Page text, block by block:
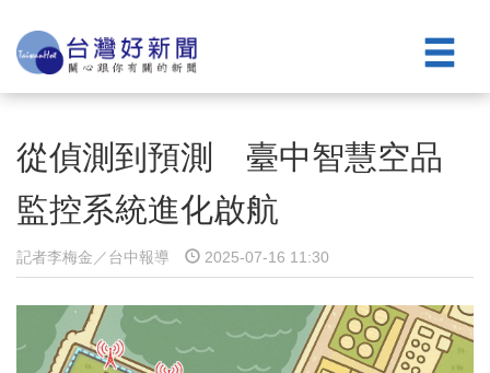
從偵測到預測 臺中智慧空品
監控系統進化啟航
記者李梅金／台中報導 2025-07-16 11:30